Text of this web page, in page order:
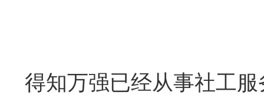
得知万强已经从事社工